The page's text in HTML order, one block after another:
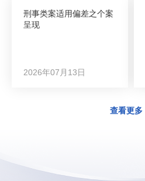
刑事类案适用偏差之个案
呈现
2026年07月13日
查看更多